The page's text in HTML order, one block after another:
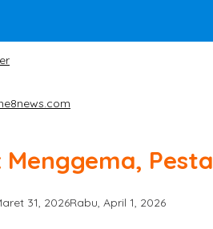
Menggema,
31, 2026Rabu, April 1, 2026